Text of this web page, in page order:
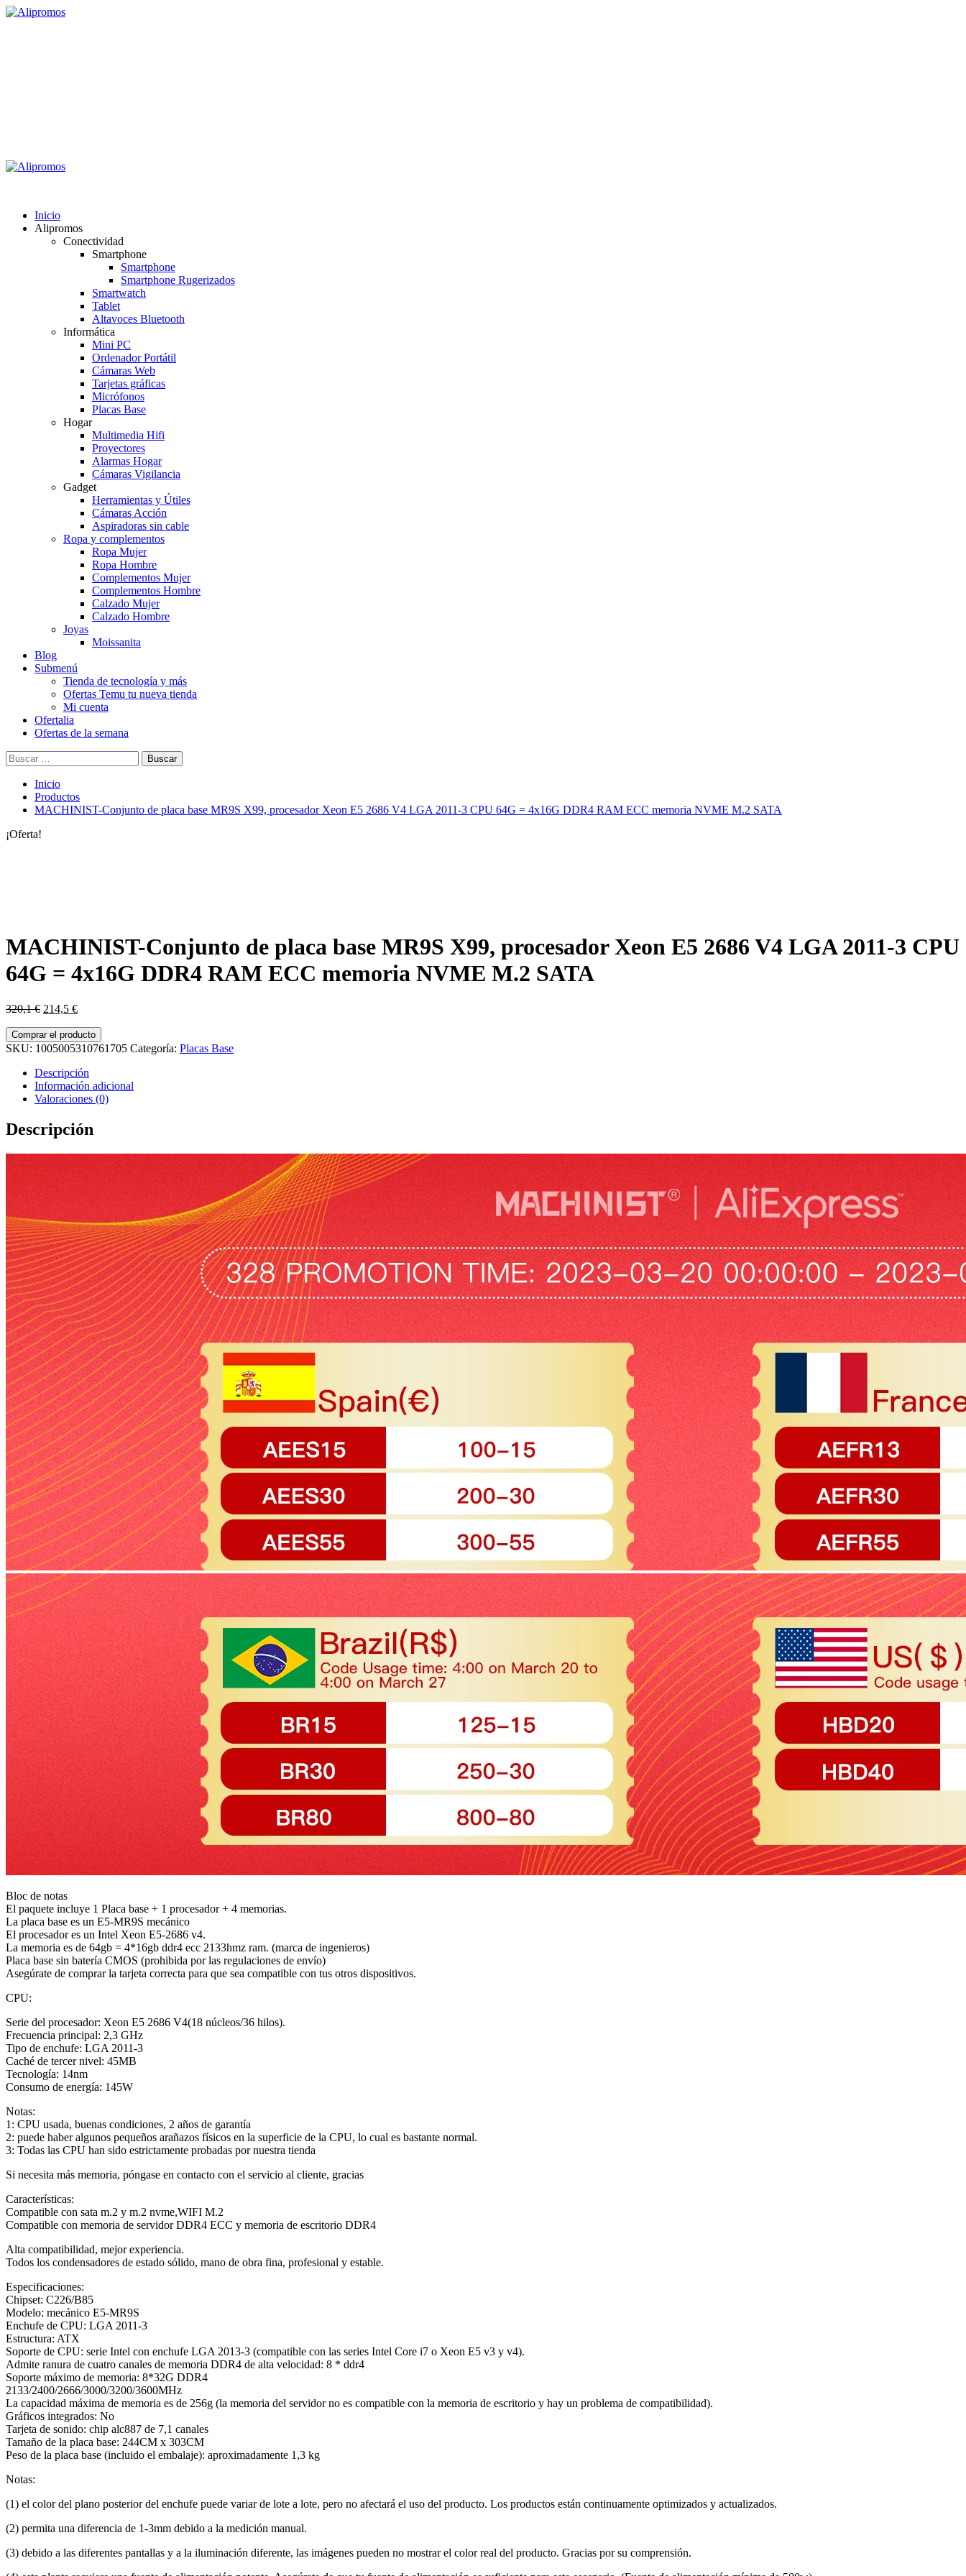
Saltar
Menú
Inicio
Alipromos
Conectividad
Smartphone
Smartphone
Smartphone Rugerizados
Smartwatch
Tablet
Altavoces Bluetooth
Informática
Mini PC
Ordenador Portátil
Cámaras Web
Tarjetas gráficas
Micrófonos
Placas Base
Hogar
Multimedia Hifi
Proyectores
Alarmas Hogar
Cámaras Vigilancia
Gadget
Herramientas y Útiles
Cámaras Acción
Aspiradoras sin cable
Ropa y complementos
Ropa Mujer
Ropa Hombre
Complementos Mujer
Complementos Hombre
Calzado Mujer
Calzado Hombre
Joyas
Moissanita
Blog
Submenú
Tienda de tecnología y más
Ofertas Temu tu nueva tienda
Mi cuenta
Ofertalia
Ofertas de la semana
Buscar:
Inicio
Productos
MACHINIST-Conjunto de placa base MR9S X99, procesador Xeon E5 2686 V4 LGA 2011-3 CPU 64G = 4x16G DDR4 RAM ECC memoria NVME M.2 SATA
¡Oferta!
MACHINIST-Conjunto de placa base MR9S X99, procesador Xeon E5 2686 V4 LGA 2011-3 CPU
64G = 4x16G DDR4 RAM ECC memoria NVME M.2 SATA
320,1€ El
original
era:
214,5 €El
actual
es:
Comprar el producto
SKU: 1005005310761705 Categoría: Placas Base
Descripción
Información adicional
Valoraciones (0)
Descripción
Bloc de notas
El paquete incluye 1 Placa base + 1 procesador + 4 memorias.
La placa base es un E5-MR9S mecánico
El procesador es un Intel Xeon E5-2686 v4.
La memoria es de 64gb = 4*16gb ddr4 ecc 2133hmz ram. (marca de ingenieros)
Placa base sin batería CMOS (prohibida por las regulaciones de envío)
Asegúrate de comprar la tarjeta correcta para que sea compatible con tus otros dispositivos.
CPU:
Serie del procesador: Xeon E5 2686 V4(18 núcleos/36 hilos).
Frecuencia principal: 2,3 GHz
Tipo de enchufe: LGA 2011-3
Caché de tercer nivel: 45MB
Tecnología: 14nm
Consumo de energía: 145W
Notas:
1: CPU usada, buenas condiciones, 2 años de garantía
2: puede haber algunos pequeños arañazos físicos en la superficie de la CPU, lo cual es bastante normal.
3: Todas las CPU han sido estrictamente probadas por nuestra tienda
Si necesita más memoria, póngase en contacto con el servicio al cliente, gracias
Características:
Compatible con sata m.2 y m.2 nvme,WIFI M.2
Compatible con memoria de servidor DDR4 ECC y memoria de escritorio DDR4
Alta compatibilidad, mejor experiencia.
Todos los condensadores de estado sólido, mano de obra fina, profesional y estable.
Especificaciones:
Chipset: C226/B85
Modelo: mecánico E5-MR9S
Enchufe de CPU: LGA 2011-3
Estructura: ATX
Soporte de CPU: serie Intel con enchufe LGA 2013-3 (compatible con las series Intel Core i7 o Xeon E5 v3 y v4).
Admite ranura de cuatro canales de memoria DDR4 de alta velocidad: 8 * ddr4
Soporte máximo de memoria: 8*32G DDR4
2133/2400/2666/3000/3200/3600MHz
La capacidad máxima de memoria es de 256g (la memoria del servidor no es compatible con la memoria de escritorio y hay un problema de compatibilidad).
Gráficos integrados: No
Tarjeta de sonido: chip alc887 de 7,1 canales
Tamaño de la placa base: 244CM x 303CM
Peso de la placa base (incluido el embalaje): aproximadamente 1,3 kg
Notas:
(1) el color del plano posterior del enchufe puede variar de lote a lote, pero no afectará el uso del producto. Los productos están continuamente optimizados y actualizados.
(2) permita una diferencia de 1-3mm debido a la medición manual.
(3) debido a las diferentes pantallas y a la iluminación diferente, las imágenes pueden no mostrar el color real del producto. Gracias por su comprensión.